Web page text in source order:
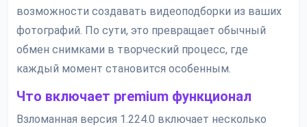
возможности создавать видеоподборки из ваших
фотографий. По сути, это превращает обычный
обмен снимками в творческий процесс, где
каждый момент становится особенным.
Что включает premium функционал
Взломанная версия 1.224.0 включает несколько